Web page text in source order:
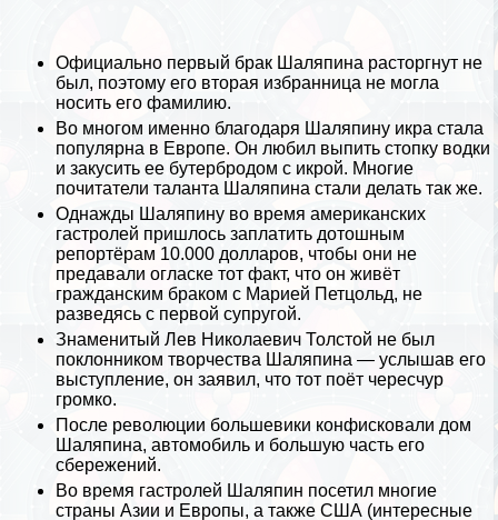
Официально первый бpaк Шаляпина расторгнут не
был, поэтому его вторая избранница не могла
носить его фамилию.
Во многом именно благодаря Шаляпину икра стала
популярна в Европе. Он любил выпить стопку водки
и закусить ее бутербродом с икрой. Многие
почитатели таланта Шаляпина стали делать так же.
Однажды Шаляпину во время американских
гастролей пришлось заплатить дотошным
репортёрам 10.000 долларов, чтобы они не
предавали огласке тот факт, что он живёт
гражданским бpaком с Марией Петцольд, не
разведясь с первой супругой.
Знаменитый Лев Николаевич Толстой не был
поклонником творчества Шаляпина — услышав его
выступление, он заявил, что тот поёт чересчур
громко.
После революции большевики конфисковали дом
Шаляпина, автомобиль и большую часть его
сбережений.
Во время гастролей Шаляпин посетил многие
страны Азии и Европы, а также США (интересные